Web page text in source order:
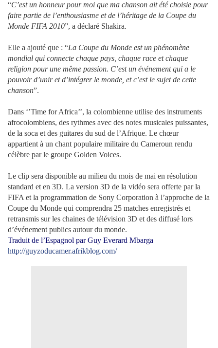
“C’est un honneur pour moi que ma chanson ait été choisie pour
faire partie de l’enthousiasme et de l’héritage de la Coupe du
Monde FIFA 2010”, a déclaré Shakira.
Elle a ajouté que : “La Coupe du Monde est un phénomène
mondial qui connecte chaque pays, chaque race et chaque
religion pour une même passion. C’est un événement qui a le
pouvoir d’unir et d’intégrer le monde, et c’est le sujet de cette
chanson”.
Dans ‘’Time for Africa’’, la colombienne utilise des instruments
afrocolombiens, des rythmes avec des notes musicales puissantes,
de la soca et des guitares du sud de l’Afrique. Le chœur
appartient à un chant populaire militaire du Cameroun rendu
célèbre par le groupe Golden Voices.
Le clip sera disponible au milieu du mois de mai en résolution
standard et en 3D. La version 3D de la vidéo sera offerte par la
FIFA et la programmation de Sony Corporation à l’approche de la
Coupe du Monde qui comprendra 25 matches enregistrés et
retransmis sur les chaines de télévision 3D et des diffusé lors
d’événement publics autour du monde.
Traduit de l’Espagnol par Guy Everard Mbarga
http://guyzoducamer.afrikblog.com/